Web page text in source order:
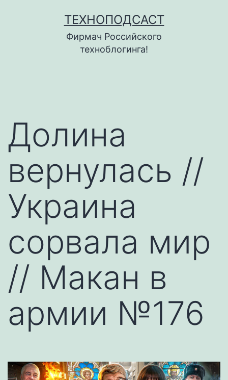
ТЕХНОПОДСАСТ
Фирмач Российского
техноблогинга!
Долина
вернулась //
Украина
сорвала мир
// Макан в
армии №176